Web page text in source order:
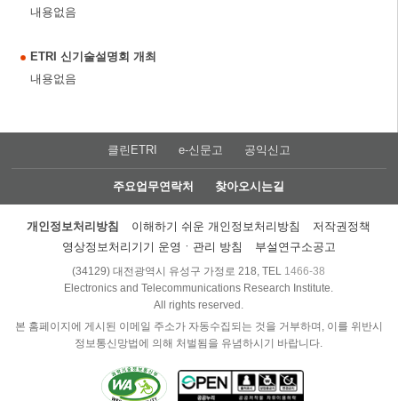
내용없음
ETRI 신기술설명회 개최
내용없음
클린ETRI e-신문고 공익신고
주요업무연락처 찾아오시는길
개인정보처리방침 이해하기 쉬운 개인정보처리방침
저작권정책
영상정보처리기기 운영ㆍ관리 방침
부설연구소공고
(34129) 대전광역시 유성구 가정로 218, TEL 1466-38
Electronics and Telecommunications Research Institute.
All rights reserved.
본 홈페이지에 게시된 이메일 주소가 자동수집되는 것을 거부하며, 이를 위반시
정보통신망법에 의해 처벌됨을 유념하시기 바랍니다.